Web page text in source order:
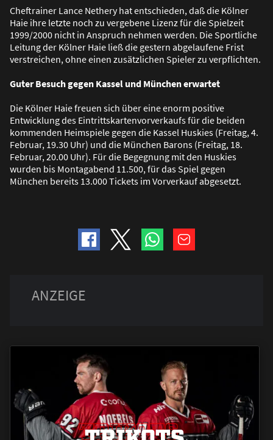
Cheftrainer Lance Nethery hat entschieden, daßdie Kölner
Haie ihre letzte noch zu vergebene Lizenz für die Spielzeit
1999/2000 nicht in Anspruch nehmen werden. Die Sportliche
Leitung der Kölner Haie ließdie gestern abgelaufene Frist
verstreichen, ohne einen zusätzlichen Spieler zu verpflichten.
Guter Besuch gegen Kassel und München erwartet
Die Kölner Haie freuen sich über eine enorm positive
Entwicklung des Eintrittskartenvorverkaufs für die beiden
kommenden Heimspiele gegen die Kassel Huskies (Freitag, 4.
Februar, 19.30 Uhr) und die München Barons (Freitag, 18.
Februar, 20.00 Uhr). Für die Begegnung mit den Huskies
wurden bis Montagabend 11.500, für das Spiel gegen
München bereits 13.000 Tickets im Vorverkauf abgesetzt.
TRIKOTS